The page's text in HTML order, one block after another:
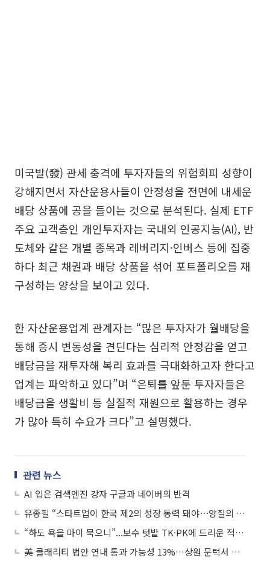
미국발(發) 관세 충격에 투자자들의 위험회피 성향이
강해지면서 자산운용사들이 안정성을 전면에 내세운
배당 상품에 공을 들이는 것으로 분석된다. 실제 ETF
주요 고객층인 개인투자자는 국내외 인공지능(AI), 반
도체와 같은 개별 종목과 레버리지·인버스 등에 집중
하다 최근 채권과 배당 상품을 섞어 포트폴리오를 재
구성하는 양상을 보이고 있다.
한 자산운용업계 관계자는 “많은 투자자가 월배당을
통해 증시 변동성을 견딘다는 심리적 안정감을 얻고
배당금을 재투자해 복리 효과를 극대화하고자 한다고
업계는 파악하고 있다”며 “은퇴를 앞둔 투자자들은
배당금을 생활비 등 실질적 재원으로 활용하는 경우
가 많아 특히 수요가 크다”고 설명했다.
관련 뉴스
AI 입은 검색엔진 강자 구글과 네이버의 반격
유종필 “스타트업이 한국 제2의 성장 동력 돼야⋯양질의 창업지원 서비스 제공할 것”
“하도 욕을 마이 묵으니”...보수 텃밭 TK·PK에 드리운 적신호
美 클래리티 법안 연내 통과 가능성 13%…상원 문턱서 제동